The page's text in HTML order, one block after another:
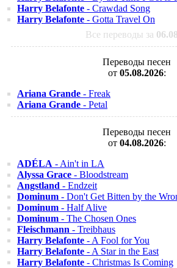
Harry Belafonte - Crawdad Song
Harry Belafonte - Gotta Travel On
Все переводы за
Переводы песен
от 05.08.2026:
Ariana Grande - Freak
Ariana Grande - Petal
Переводы песен
от 04.08.2026:
ADÉLA - Ain't in LA
Alyssa Grace - Bloodstream
Angstland - Endzeit
Dominum - Don't Get Bitten by the
Dominum - Half Alive
Dominum - The Chosen Ones
Fleischmann - Treibhaus
Harry Belafonte - A Fool for You
Harry Belafonte - A Star in the East
Harry Belafonte - Christmas Is Coming